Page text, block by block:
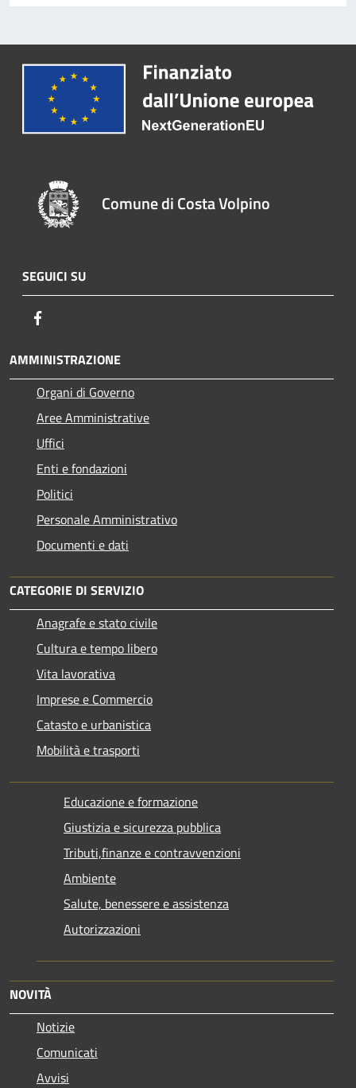
Comune di Costa Volpino
SEGUICI SU
AMMINISTRAZIONE
Organi di Governo
Aree Amministrative
Uffici
Enti e fondazioni
Politici
Personale Amministrativo
Documenti e dati
CATEGORIE DI SERVIZIO
Anagrafe e stato civile
Cultura e tempo libero
Vita lavorativa
Imprese e Commercio
Catasto e urbanistica
Mobilità e trasporti
Educazione e formazione
Giustizia e sicurezza pubblica
Tributi,finanze e contravvenzioni
Ambiente
Salute, benessere e assistenza
Autorizzazioni
NOVITÀ
Notizie
Comunicati
Avvisi